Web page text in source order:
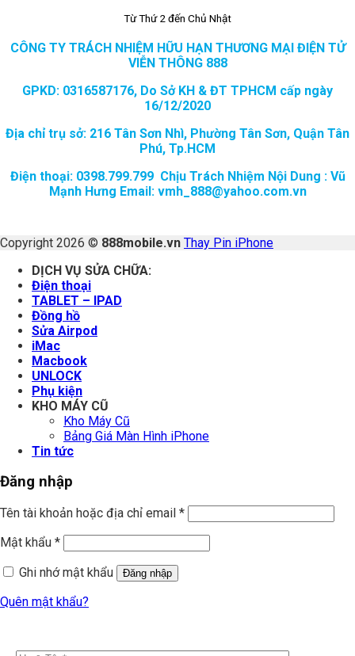
Từ Thứ 2 đến Chủ Nhật
CÔNG TY TRÁCH NHIỆM HỮU HẠN THƯƠNG MẠI ĐIỆN TỬ
VIỄN THÔNG 888
GPKD: 0316587176, Do Sở KH & ĐT TPHCM cấp ngày
16/12/2020
Địa chỉ trụ sở: 216 Tân Sơn Nhì, Phường Tân Sơn, Quận Tân
Phú, Tp.HCM
Điện thoại: 0398.799.799 Chịu Trách Nhiệm Nội Dung : Vũ
Mạnh Hưng Email: vmh_888@yahoo.com.vn
Copyright 2026 © 888mobile.vn Thay Pin iPhone
DỊCH VỤ SỬA CHỮA:
Điện thoại
TABLET – IPAD
Đồng hồ
Sửa Airpod
iMac
Macbook
UNLOCK
Phụ kiện
KHO MÁY CŨ
Kho Máy Cũ
Bảng Giá Màn Hình iPhone
Tin tức
Đăng nhập
Tên tài khoản hoặc địa chỉ email *
Mật khẩu *
Ghi nhớ mật khẩu
Đăng nhập
Quên mật khẩu?